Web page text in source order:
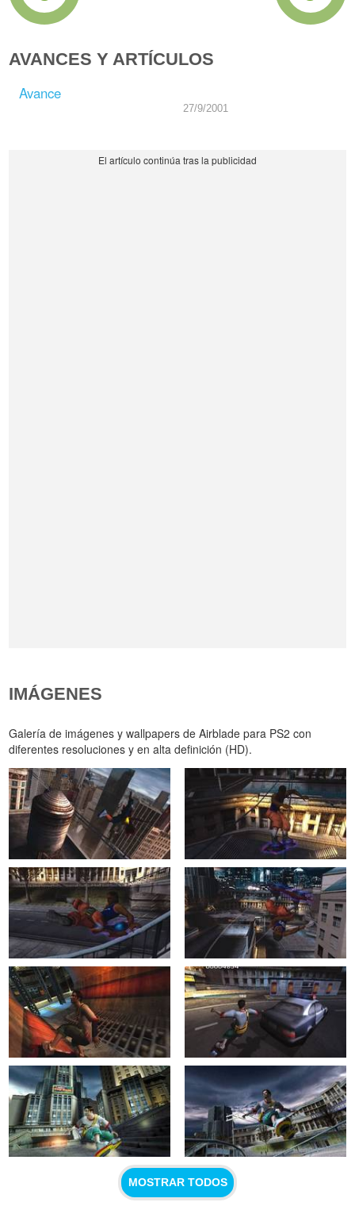
AVANCES Y ARTÍCULOS
Avance
27/9/2001
IMÁGENES
Galería de imágenes y wallpapers de Airblade para PS2 con
diferentes resoluciones y en alta definición (HD).
MOSTRAR TODOS